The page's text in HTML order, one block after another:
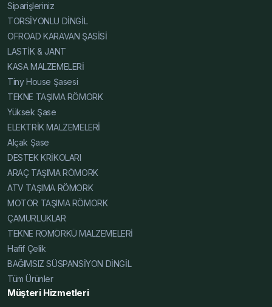
Dayanıklı, Tiny House Şasesi Hafif ve Dayanıklı, Alçak
Şase Hafif ve Dayanıklı, Yüksek Şase Hafif ve Dayanıklı,
Hafif Çelik Karavan Şase Uzman, Karavan Şasesi
Uzman, Tiny House Şasesi Uzman, Alçak Şase Uzman,
Yüksek Şase Uzman, Hafif Çelik Karavan Şase Katalog,
Karavan Şasesi Katalog, Tiny House Şasesi Katalog,
Alçak Şase Katalog, Yüksek Şase Katalog, Hafif Çelik
Karavan Şase Online, Karavan Şasesi Online, Tiny
House Şasesi Online, Alçak Şase Online, Yüksek Şase
Online, Hafif Çelik Karavan Şase Web, Karavan Şasesi
Web, Tiny House Şasesi Web, Alçak Şase Web, Yüksek
Şase Web, Hafif Çelik Karavan Şase Resim, Karavan
Şasesi Resim, Tiny House Şasesi Resim, Alçak Şase
Resim, Yüksek Şase Resim, Hafif Çelik Karavan Şase
Teknik Detay, Karavan Şasesi Teknik Detay, Tiny House
Şasesi Teknik Detay, Alçak Şase Teknik Detay, Yüksek
Şase Teknik Detay, Hafif Çelik Karavan Şase İnce,
Karavan Şasesi İnce, Tiny House Şasesi İnce, Alçak
Şase İnce, Yüksek Şase İnce, Hafif Çelik Karavan Şase
Karşılaştırma, Karavan Şasesi Karşılaştırma, Tiny House
Siparişleriniz
TORSİYONLU DİNGİL
OFROAD KARAVAN ŞASİSİ
LASTİK & JANT
KASA MALZEMELERİ
Tiny House Şasesi
TEKNE TAŞIMA RÖMORK
Yüksek Şase
ELEKTRİK MALZEMELERİ
Alçak Şase
DESTEK KRİKOLARI
ARAÇ TAŞIMA RÖMORK
ATV TAŞIMA RÖMORK
MOTOR TAŞIMA RÖMORK
ÇAMURLUKLAR
TEKNE ROMÖRKÜ MALZEMELERİ
Hafif Çelik
BAĞIMSIZ SÜSPANSİYON DİNGİL
Tüm Ürünler
Müşteri Hizmetleri